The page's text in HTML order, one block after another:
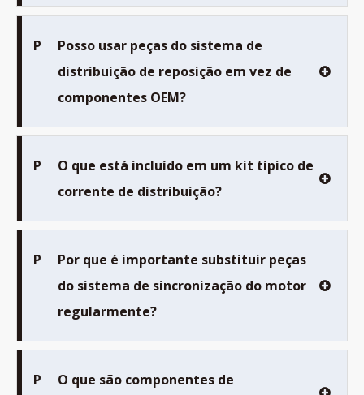
P
Posso usar peças do sistema de
distribuição de reposição em vez de
componentes OEM?
P
O que está incluído em um kit típico de
corrente de distribuição?
P
Por que é importante substituir peças
do sistema de sincronização do motor
regularmente?
P
O que são componentes de